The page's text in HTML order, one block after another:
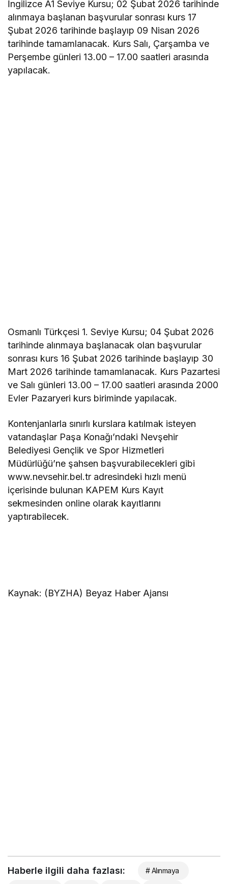
İngilizce A1 Seviye Kursu; 02 Şubat 2026 tarihinde
alınmaya başlanan başvurular sonrası kurs 17
Şubat 2026 tarihinde başlayıp 09 Nisan 2026
tarihinde tamamlanacak. Kurs Salı, Çarşamba ve
Perşembe günleri 13.00 – 17.00 saatleri arasında
yapılacak.
Osmanlı Türkçesi 1. Seviye Kursu; 04 Şubat 2026
tarihinde alınmaya başlanacak olan başvurular
sonrası kurs 16 Şubat 2026 tarihinde başlayıp 30
Mart 2026 tarihinde tamamlanacak. Kurs Pazartesi
ve Salı günleri 13.00 – 17.00 saatleri arasında 2000
Evler Pazaryeri kurs biriminde yapılacak.
Kontenjanlarla sınırlı kurslara katılmak isteyen
vatandaşlar Paşa Konağı’ndaki Nevşehir
Belediyesi Gençlik ve Spor Hizmetleri
Müdürlüğü’ne şahsen başvurabilecekleri gibi
www.nevsehir.bel.tr adresindeki hızlı menü
içerisinde bulunan KAPEM Kurs Kayıt
sekmesinden online olarak kayıtlarını
yaptırabilecek.
Kaynak: (BYZHA) Beyaz Haber Ajansı
Haberle ilgili daha fazlası: # Alınmaya